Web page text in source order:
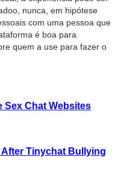
nunca, em hipótese
com uma pessoa que
é boa para
quem a use para fazer o
Sex Chat Websites
After Tinychat Bullying